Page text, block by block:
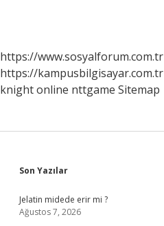
https://www.sosyalforum.com.tr
https://kampusbilgisayar.com.tr
knight online nttgame Sitemap
Sidebar
Son Yazılar
Jelatin midede erir mi ?
Ağustos 7, 2026